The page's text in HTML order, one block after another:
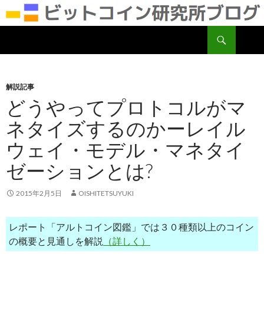
ン
ツ
へ
移
動
解説記事
どうやってプロトコルがマ
ネタイズするのかーレイル
ウェイ・モデル・マネタイ
ゼーションとは?
2015年2月5日 OISHITETSUYUKI
レポート「アルトコイン図鑑」では３０種類以上のコイン
の概要と見通しを解説
（詳しく）